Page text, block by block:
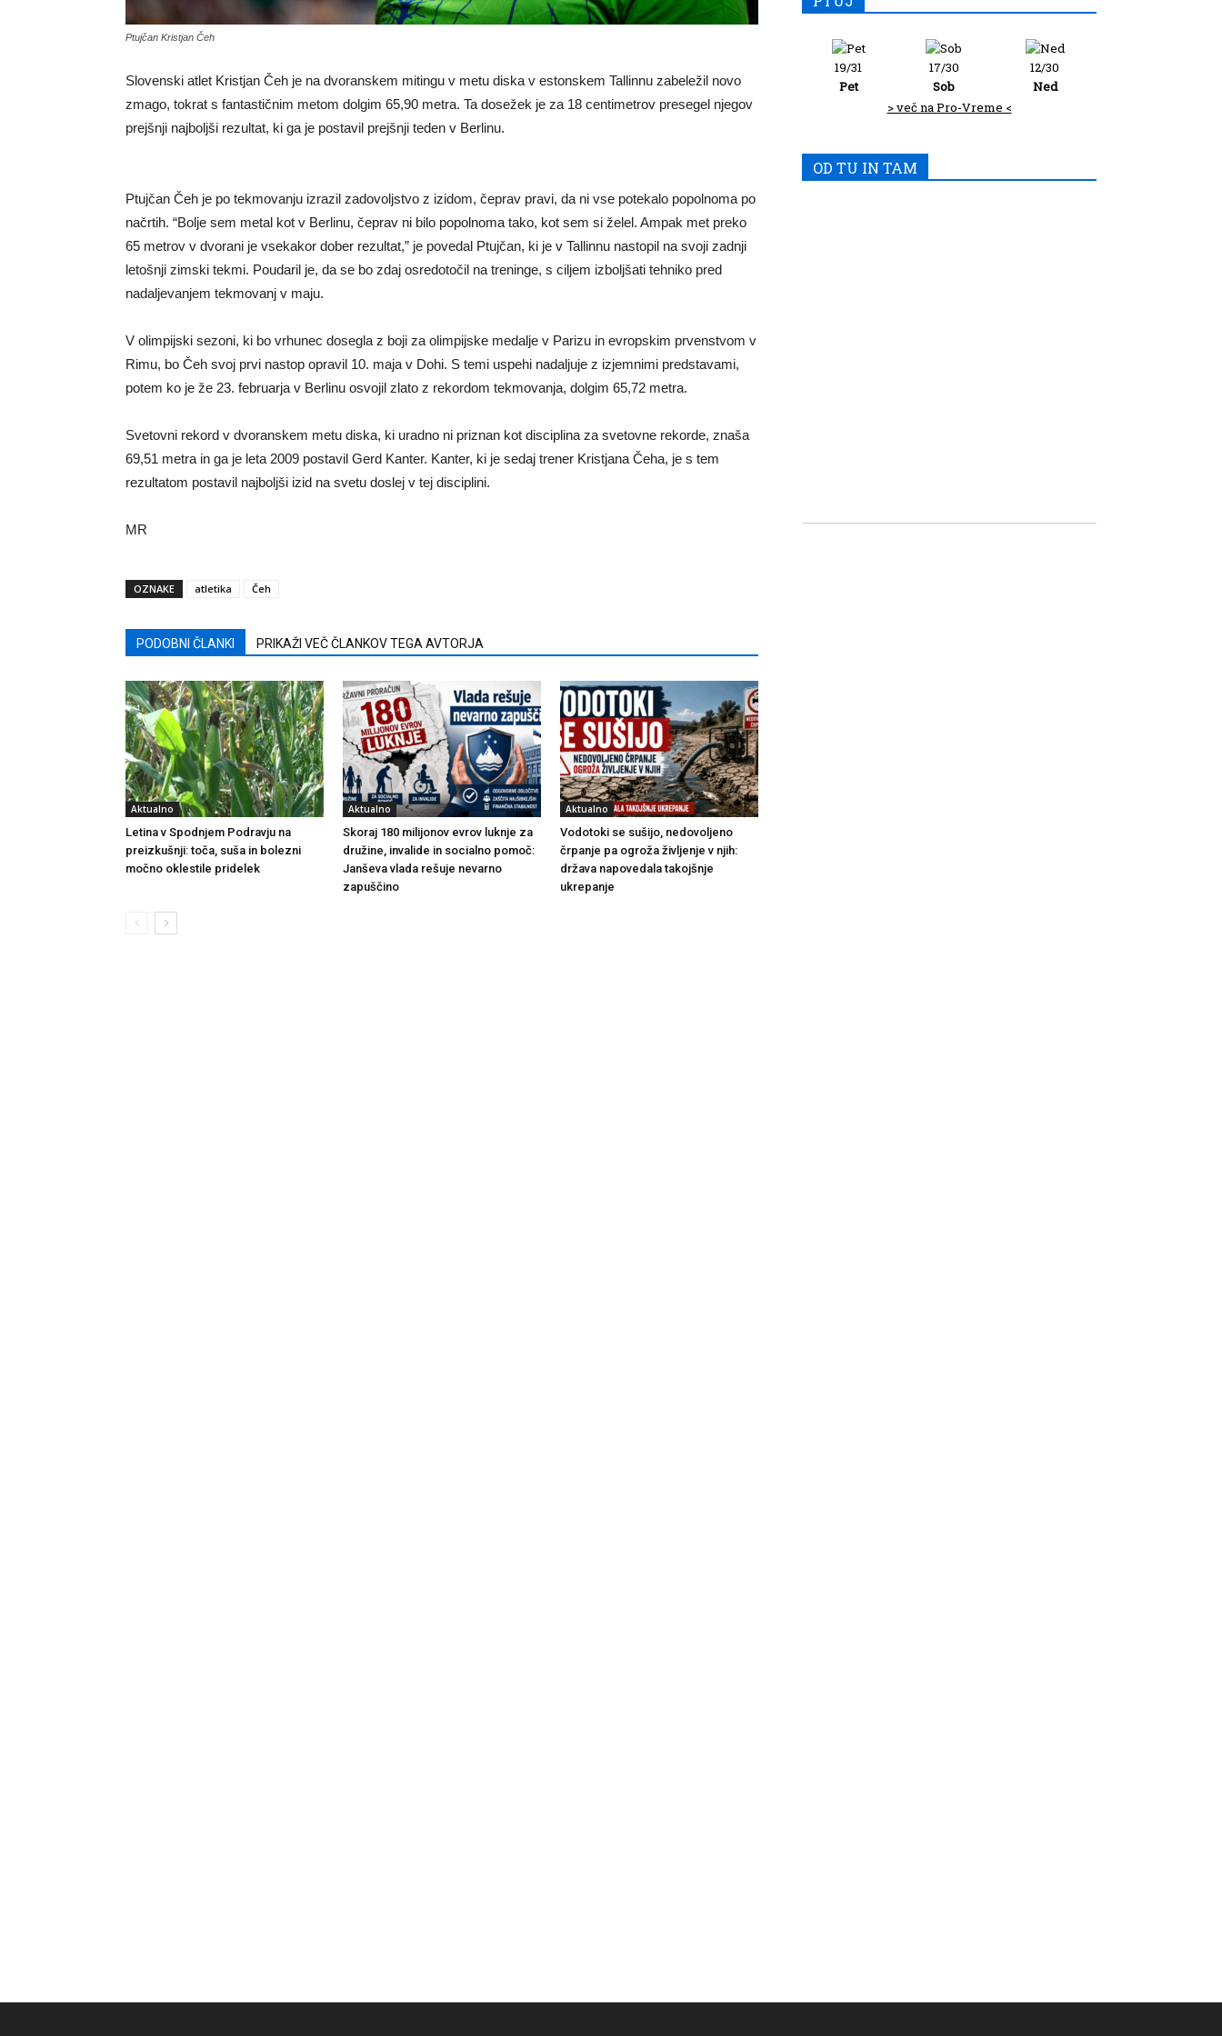
Ptujčan Kristjan Čeh
Slovenski atlet Kristjan Čeh je na dvoranskem mitingu v metu diska v estonskem Tallinnu zabeležil novo
zmago, tokrat s fantastičnim metom dolgim 65,90 metra. Ta dosežek je za 18 centimetrov presegel njegov
prejšnji najboljši rezultat, ki ga je postavil prejšnji teden v Berlinu.
Ptujčan Čeh je po tekmovanju izrazil zadovoljstvo z izidom, čeprav pravi, da ni vse potekalo popolnoma po
načrtih. “Bolje sem metal kot v Berlinu, čeprav ni bilo popolnoma tako, kot sem si želel. Ampak met preko
65 metrov v dvorani je vsekakor dober rezultat,” je povedal Ptujčan, ki je v Tallinnu nastopil na svoji zadnji
letošnji zimski tekmi. Poudaril je, da se bo zdaj osredotočil na treninge, s ciljem izboljšati tehniko pred
nadaljevanjem tekmovanj v maju.
V olimpijski sezoni, ki bo vrhunec dosegla z boji za olimpijske medalje v Parizu in evropskim prvenstvom v
Rimu, bo Čeh svoj prvi nastop opravil 10. maja v Dohi. S temi uspehi nadaljuje z izjemnimi predstavami,
potem ko je že 23. februarja v Berlinu osvojil zlato z rekordom tekmovanja, dolgim 65,72 metra.
Svetovni rekord v dvoranskem metu diska, ki uradno ni priznan kot disciplina za svetovne rekorde, znaša
69,51 metra in ga je leta 2009 postavil Gerd Kanter. Kanter, ki je sedaj trener Kristjana Čeha, je s tem
rezultatom postavil najboljši izid na svetu doslej v tej disciplini.
MR
OZNAKE atletika Čeh
PODOBNI ČLANKI PRIKAŽI VEČ ČLANKOV TEGA AVTORJA
Aktualno
Letina v Spodnjem Podravju na
preizkušnji: toča, suša in bolezni
močno oklestile pridelek
Aktualno
Skoraj 180 milijonov evrov luknje za
družine, invalide in socialno pomoč:
Janševa vlada rešuje nevarno
zapuščino
Aktualno
Vodotoki se sušijo, nedovoljeno
črpanje pa ogroža življenje v njih:
država napovedala takojšnje
ukrepanje
19/31
Pet
17/30
Sob
12/30
Ned
> več na Pro-Vreme <
OD TU IN TAM